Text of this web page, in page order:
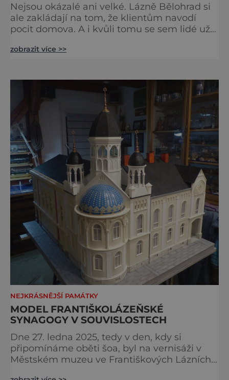
Nejsou okázalé ani velké. Lázně Bělohrad si
ale zakládají na tom, že klientům navodí
pocit domova. A i kvůli tomu se sem lidé už
lázeňské koncerty ani velkolepé akce.
nevšimne, ani se jí kolonáda vlastně neříká.
zobrazit více >>
NEJKRÁSNĚJŠÍ PAMÁTKY
MODEL FRANTIŠKOLÁZEŇSKÉ
SYNAGOGY V SOUVISLOSTECH
Dne 27. ledna 2025, tedy v den, kdy si
připomínáme oběti šoa, byl na vernisáži v
Městském muzeu ve Františkových Lázních